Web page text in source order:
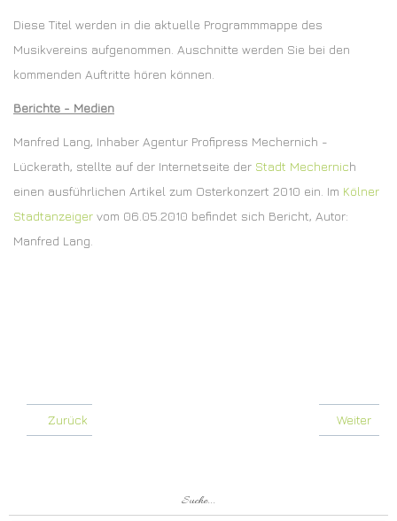
Diese Titel werden in die aktuelle Programmmappe des
Musikvereins aufgenommen. Auschnitte werden Sie bei den
kommenden Auftritte hören können.
Berichte - Medien
Manfred Lang, Inhaber Agentur Profipress Mechernich -
Lückerath, stellte auf der Internetseite der Stadt Mechernich
einen ausführlichen Artikel zum Osterkonzert 2010 ein. Im Kölner
Stadtanzeiger vom 06.05.2010 befindet sich Bericht, Autor:
Manfred Lang.
Zurück Weiter
Suche...